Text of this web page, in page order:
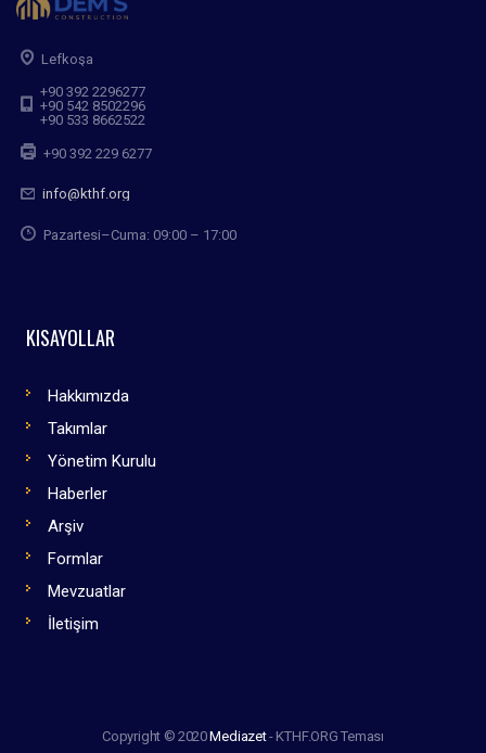
Lefkoşa
+90 392 2296277
+90 542 8502296
+90 533 8662522
+90 392 229 6277
info@kthf.org
Pazartesi–Cuma: 09:00 – 17:00
KISAYOLLAR
Hakkımızda
Takımlar
Yönetim Kurulu
Haberler
Arşiv
Formlar
Mevzuatlar
İletişim
Copyright © 2020Mediazet- KTHF.ORG Teması